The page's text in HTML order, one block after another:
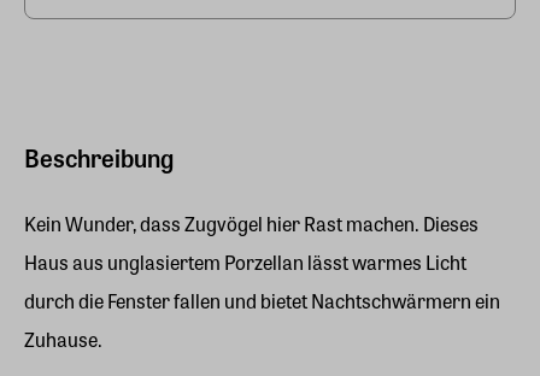
Beschreibung
Kein Wunder, dass Zugvögel hier Rast machen. Dieses
Haus aus unglasiertem Porzellan lässt warmes Licht
durch die Fenster fallen und bietet Nachtschwärmern ein
Zuhause.